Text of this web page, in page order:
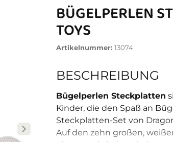
BÜGELPERLEN
OYS
Artikelnummer: 13074
BESCHREIBUNG
Bügelperlen Steckplatten
Kinder, die den Spaß an
Steckplatten-Set von
Auf den zehn großen,